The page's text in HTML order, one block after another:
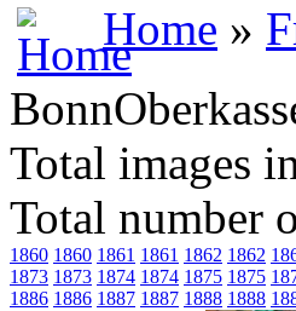
Home »
Total images
Total number
1860 1860 1861 1861 1862 1862
1873 1873 1874 1874 1875 1875
1886 1886 1887 1887 1888 1888